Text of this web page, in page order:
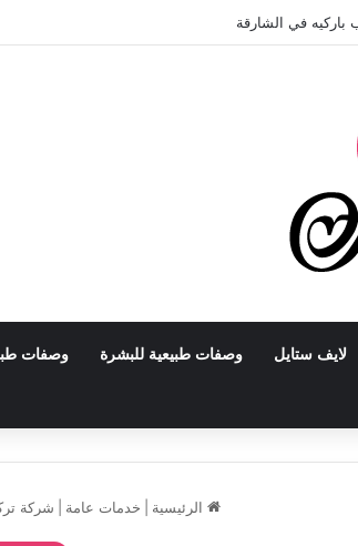
باركيه في أبوظبي
لايف ستايل وصفات طبيعية للبشرة وصفات
الرئيسية خدمات عامة شركة